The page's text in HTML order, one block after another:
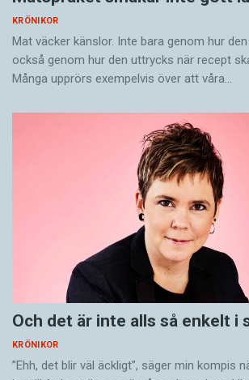
KRÖNIKOR
Mat väcker känslor. Inte bara genom hur
också genom hur den uttrycks när recept
Många upprörs exempelvis över att våra…
Och det är inte alls så enkelt i
KRÖNIKOR
”Ehh, det blir väl äckligt”, säger min kompis